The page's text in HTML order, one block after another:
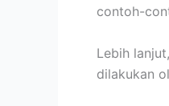
contoh-
Lebih
dilakukan